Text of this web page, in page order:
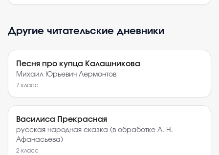
Другие читательские дневники
Песня про купца Калашникова
Михаил Юрьевич Лермонтов
7 класс
Василиса Прекрасная
русская народная сказка (в обработке А. Н.
Афанасьева)
2 класс